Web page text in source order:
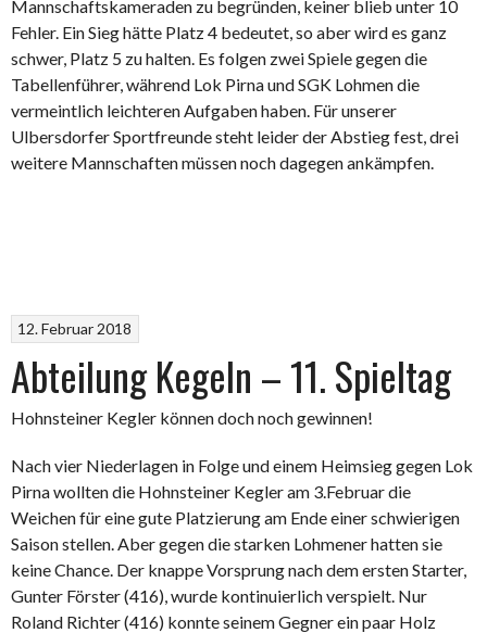
Mannschaftskameraden zu begründen, keiner blieb unter 10
Fehler. Ein Sieg hätte Platz 4 bedeutet, so aber wird es ganz
schwer, Platz 5 zu halten. Es folgen zwei Spiele gegen die
Tabellenführer, während Lok Pirna und SGK Lohmen die
vermeintlich leichteren Aufgaben haben. Für unserer
Ulbersdorfer Sportfreunde steht leider der Abstieg fest, drei
weitere Mannschaften müssen noch dagegen ankämpfen.
12. Februar 2018
Abteilung Kegeln – 11. Spieltag
Hohnsteiner Kegler können doch noch gewinnen!
Nach vier Niederlagen in Folge und einem Heimsieg gegen Lok
Pirna wollten die Hohnsteiner Kegler am 3.Februar die
Weichen für eine gute Platzierung am Ende einer schwierigen
Saison stellen. Aber gegen die starken Lohmener hatten sie
keine Chance. Der knappe Vorsprung nach dem ersten Starter,
Gunter Förster (416), wurde kontinuierlich verspielt. Nur
Roland Richter (416) konnte seinem Gegner ein paar Holz